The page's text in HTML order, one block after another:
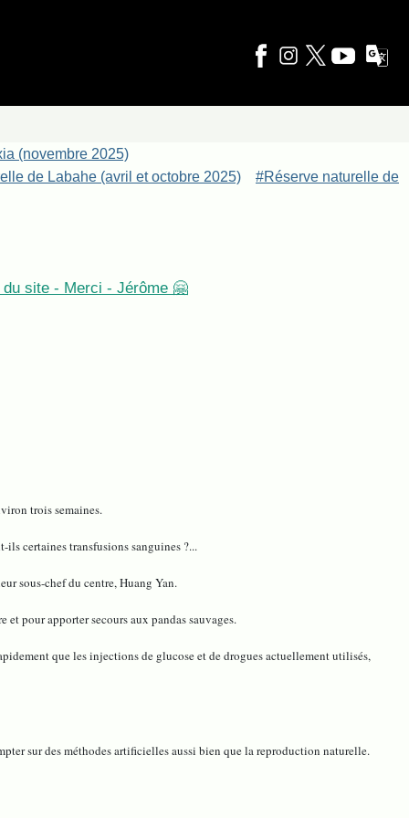
(novembre 2025)
de Labahe (avril et octobre 2025)
#Réserve naturelle de
site - Merci - Jérôme 🤗
trois semaines.
certaines transfusions sanguines ?...
sous-chef du centre, Huang Yan.
pour apporter secours aux pandas sauvages.
que les injections de glucose et de drogues actuellement utilisés,
sur des méthodes artificielles aussi bien que la reproduction naturelle.